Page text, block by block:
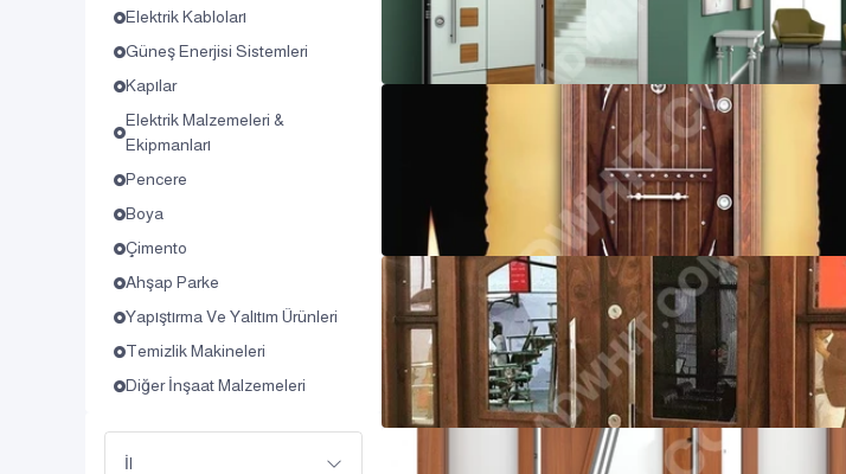
Elektrik Kabloları
Güneş Enerjisi Sistemleri
Kapılar
Elektrik Malzemeleri &
Ekipmanları
Pencere
Boya
Çimento
Ahşap Parke
Yapıştırma Ve Yalıtım Ürünleri
Temizlik Makineleri
Diğer İnşaat Malzemeleri
İl